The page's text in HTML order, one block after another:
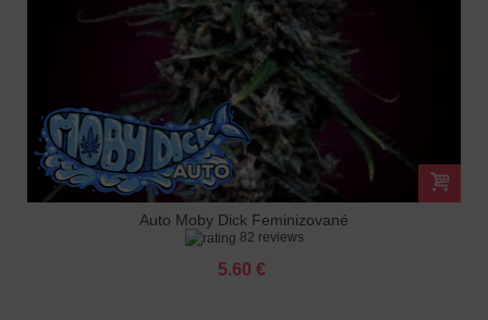
Auto Moby Dick Feminizované
82 reviews
5.60 €